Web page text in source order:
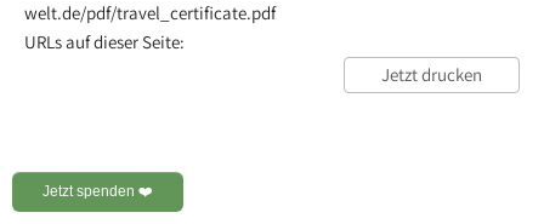
Jetzt spenden ❤️
welt.de/pdf/travel_certificate.pdf
URLs auf dieser Seite:
Jetzt drucken